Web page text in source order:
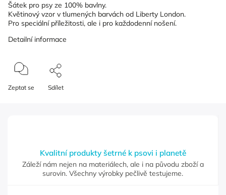
Šátek pro psy ze 100% bavlny.
Květinový vzor v tlumených barvách od Liberty London.
Pro speciální příležitosti, ale i pro každodenní nošení.
Detailní informace
Zeptat se Sdílet
Kvalitní produkty šetrné k psovi i planetě
Záleží nám nejen na materiálech, ale i na původu zboží a
surovin. Všechny výrobky pečlivě testujeme.